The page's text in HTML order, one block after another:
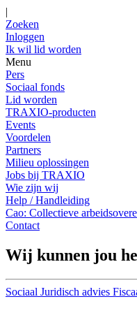
|
Zoeken
Inloggen
Ik wil lid worden
Menu
Pers
Sociaal fonds
Lid worden
TRAXIO-producten
Events
Voordelen
Partners
Milieu oplossingen
Jobs bij TRAXIO
Wie zijn wij
Help / Handleiding
Cao: Collectieve
Contact
Wij kunnen jou
Sociaal Juridisch advies